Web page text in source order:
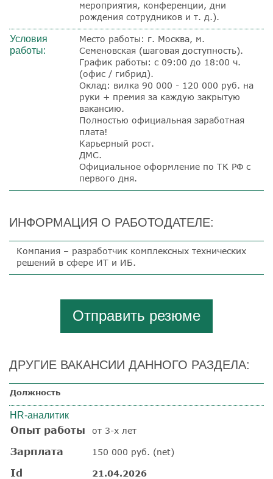
мероприятия, конференции, дни
рождения сотрудников и т. д.).
Условия
работы:
Место работы: г. Москва, м.
Семеновская (шаговая доступность).
График работы: с 09:00 до 18:00 ч.
(офис / гибрид).
Оклад: вилка 90 000 - 120 000 руб. на
руки + премия за каждую закрытую
вакансию.
Полностью официальная заработная
плата!
Карьерный рост.
ДМС.
Официальное оформление по ТК РФ с
первого дня.
ИНФОРМАЦИЯ О РАБОТОДАТЕЛЕ:
Компания – разработчик комплексных технических
решений в сфере ИТ и ИБ.
Отправить резюме
ДРУГИЕ ВАКАНСИИ ДАННОГО РАЗДЕЛА:
Должность
HR-аналитик
Опыт работы от 3-х лет
Зарплата 150 000 руб. (net)
Id 21.04.2026